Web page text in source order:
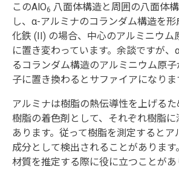
このAlO6 八面体構造と周囲の八面体
し、α-アルミナのコランダム構造を
化鉄 (II) の場合、中心のアルミニウム
に置き変わっています。余談ですが
るコランダム構造のアルミニウム原
子に置き換わるとサファイアになりま
アルミナは樹脂の熱伝導性を上げる
樹脂の着色剤として、それぞれ樹脂
あります。従って樹脂を測定するとア
成分として検出されることがありま
材質を推定する際に役に立つことがあ